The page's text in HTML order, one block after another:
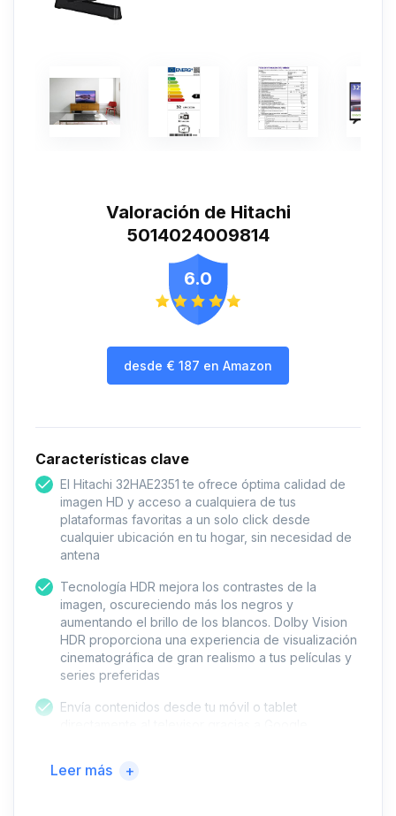
Valoración de Hitachi
5014024009814
6.0
desde € 187 en Amazon
Características clave
El Hitachi 32HAE2351 te ofrece óptima calidad de
imagen HD y acceso a cualquiera de tus
plataformas favoritas a un solo click desde
cualquier ubicación en tu hogar, sin necesidad de
antena
Tecnología HDR mejora los contrastes de la
imagen, oscureciendo más los negros y
aumentando el brillo de los blancos. Dolby Vision
HDR proporciona una experiencia de visualización
cinematográfica de gran realismo a tus películas y
series preferidas
Envía contenidos desde tu móvil o tablet
buscar canales, programas ó controlar el televisor
Leer más +